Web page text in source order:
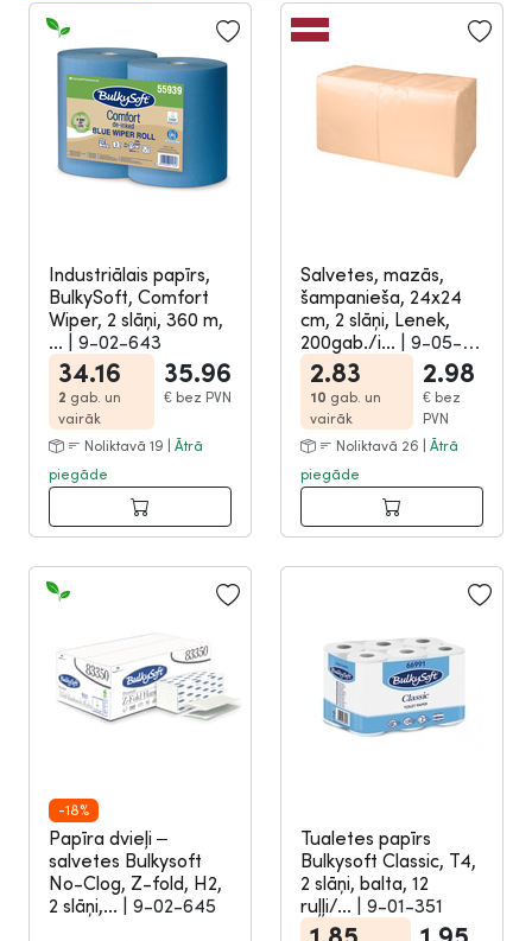
Industriālais papīrs,
BulkySoft, Comfort
Wiper, 2 slāņi, 360 m,
...
9-02-643
34.16
2 gab. un
vairāk
35.96
€ bez PVN
Noliktavā 19 | Ātrā
piegāde
Salvetes, mazās,
šampanieša, 24x24
cm, 2 slāņi, Lenek,
200gab./i...
9-05-
1362.83
10 gab. un
vairāk
2.98
€ bez
PVN
Noliktavā 26 | Ātrā
piegāde
-18%
Papīra dvieļi –
salvetes Bulkysoft
No-Clog, Z-fold, H2,
2 slāņi,...
9-02-645
Tualetes papīrs
Bulkysoft Classic, T4,
2 slāņi, balta, 12
ruļļi/...
9-01-351